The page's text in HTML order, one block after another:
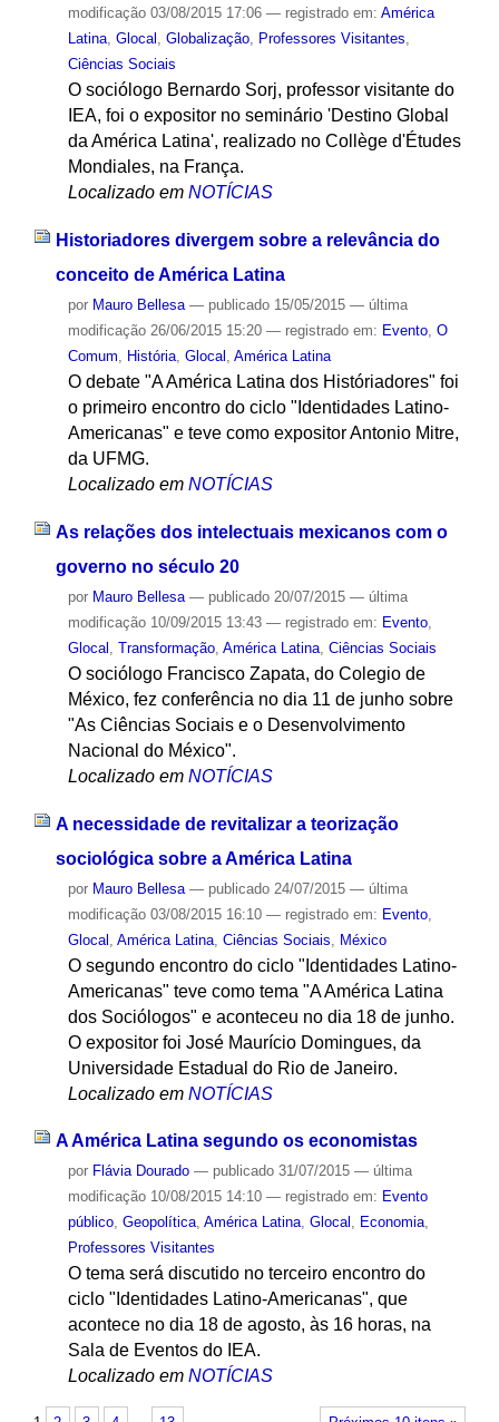
modificação03/08/2015 17:06 — registrado em: América
Latina, Glocal , Globalização, Professores Visitantes,
Ciências Sociais
O sociólogo Bernardo Sorj, professor visitante do
IEA, foi o expositor no seminário 'Destino Global
da América Latina', realizado no Collège d'Études
Mondiales, na França.
Localizado em NOTÍCIAS
Historiadores divergem sobre a relevância do
conceito de América Latina
por Mauro Bellesa — publicado15/05/2015 — última
modificação26/06/2015 15:20 — registrado em: Evento, O
Comum, História, Glocal , América Latina
O debate "A América Latina dos Históriadores" foi
o primeiro encontro do ciclo "Identidades Latino-
Americanas" e teve como expositor Antonio Mitre,
da UFMG.
Localizado em NOTÍCIAS
As relações dos intelectuais mexicanos com o
governo no século 20
por Mauro Bellesa — publicado20/07/2015 — última
modificação10/09/2015 13:43 — registrado em: Evento,
Glocal
Transformação, América Latina, Ciências Sociais
O sociólogo Francisco Zapata, do Colegio de
México, fez conferência no dia 11 de junho sobre
"As Ciências Sociais e o Desenvolvimento
Nacional do México".
Localizado em NOTÍCIAS
A necessidade de revitalizar a teorização
sociológica sobre a América Latina
por Mauro Bellesa — publicado24/07/2015 — última
modificação03/08/2015 16:10 — registrado em: Evento,
Glocal América Latina, Ciências Sociais México
O segundo encontro do ciclo "Identidades Latino-
Americanas" teve como tema "A América Latina
dos Sociólogos" e aconteceu no dia 18 de junho.
O expositor foi José Maurício Domingues, da
Universidade Estadual do Rio de Janeiro.
Localizado em NOTÍCIAS
A América Latina segundo os economistas
por Flávia Dourado — publicado31/07/2015 — última
modificação10/08/2015 14:10 — registrado em: Evento
público, Geopolítica, América Latina, Glocal , Economia,
Professores Visitantes
O tema será discutido no terceiro encontro do
ciclo "Identidades Latino-Americanas", que
acontece no dia 18 de agosto, às 16 horas, na
Sala de Eventos do IEA.
Localizado em NOTÍCIAS